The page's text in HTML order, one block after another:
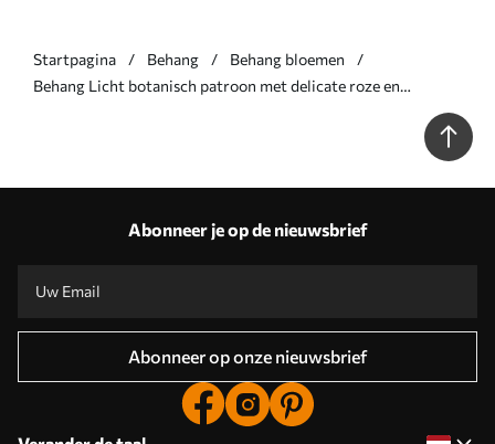
Startpagina Behang
Behang bloemen
Behang Licht botanisch patroon met delicate roze en
Abonneer je op de nieuwsbrief
Abonneer op onze nieuwsbrief